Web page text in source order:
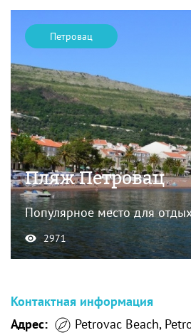
Петровац
Пляж Петровац
Популярное место для
2971
Контактная информация
Адрес:
Petrovac Beach,